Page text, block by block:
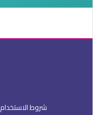
شروط الاستخدام